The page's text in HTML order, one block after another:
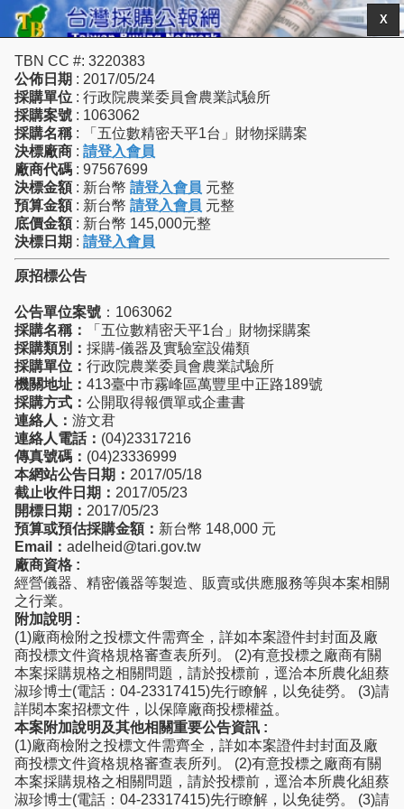
X
TBN CC #: 3220383
公佈日期 : 2017/05/24
採購單位 : 行政院農業委員會農業試驗所
採購案號 : 1063062
採購名稱 : 「五位數精密天平1台」財物採購案
決標廠商 : 請登入會員
廠商代碼 : 97567699
決標金額 : 新台幣 請登入會員 元整
預算金額 : 新台幣 請登入會員 元整
底價金額 : 新台幣 145,000元整
決標日期 : 請登入會員
原招標公告
公告單位案號 ：1063062
採購名稱：
「五位數精密天平1台」財物採購案
採購類別： 採購-儀器及實驗室設備類
採購單位： 行政院農業委員會農業試驗所
機關地址： 413臺中市霧峰區萬豐里中正路189號
採購方式： 公開取得報價單或企畫書
連絡人： 游文君
連絡人電話： (04)23317216
傳真號碼： (04)23336999
本網站公告日期： 2017/05/18
截止收件日期： 2017/05/23
開標日期： 2017/05/23
預算或預估採購金額： 新台幣 148,000 元
Email： adelheid@tari.gov.tw
廠商資格 :
經營儀器、精密儀器等製造、販賣或供應服務等與本案相關
之行業。
附加說明 :
(1)廠商檢附之投標文件需齊全，詳如本案證件封封面及廠
商投標文件資格規格審查表所列。 (2)有意投標之廠商有關
本案採購規格之相關問題，請於投標前，逕洽本所農化組蔡
淑珍博士(電話：04-23317415)先行瞭解，以免徒勞。 (3)請
詳閱本案招標文件，以保障廠商投標權益。
本案附加說明及其他相關重要公告資訊 :
(1)廠商檢附之投標文件需齊全，詳如本案證件封封面及廠
商投標文件資格規格審查表所列。 (2)有意投標之廠商有關
本案採購規格之相關問題，請於投標前，逕洽本所農化組蔡
淑珍博士(電話：04-23317415)先行瞭解，以免徒勞。 (3)請